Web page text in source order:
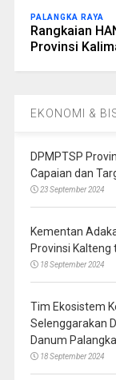
PALANGKA RAYA
Rangkaian
Provinsi
EKONOMI &
DPMPTSP
Capaian dan
23 September 2024
Kementan
Provinsi Kalteng
18 September 2024
Tim Ekosistem
Selenggarakan
Danum
18 September 2024